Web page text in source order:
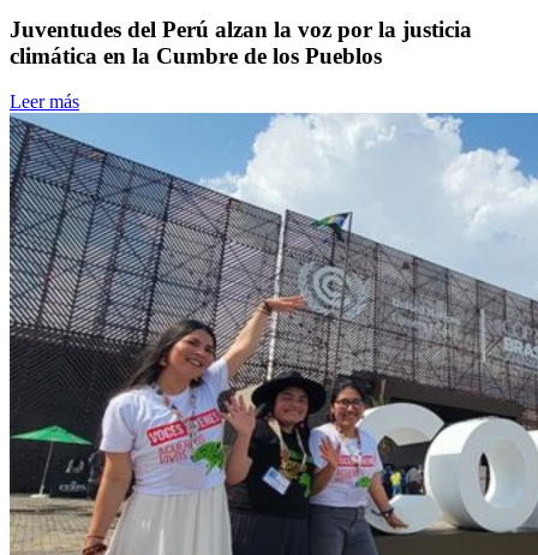
Juventudes del Perú alzan la voz por la justicia
climática en la Cumbre de los Pueblos
Leer más